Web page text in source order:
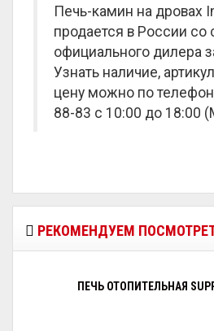
Печь-камин на дровах
продается в России со
официального дилера
Узнать наличие,
цену можно по
88-83 с 10:00 до 18:00
РЕКОМЕНДУЕМ
ПЕЧЬ ОТОПИТЕЛЬНАЯ